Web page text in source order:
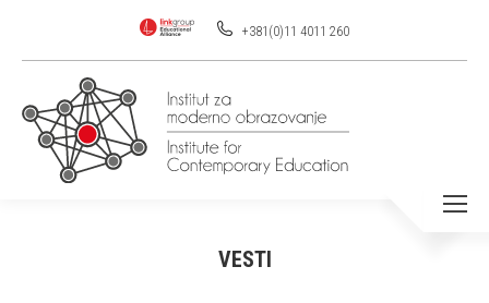
+381(0)11 4011 260
VESTI